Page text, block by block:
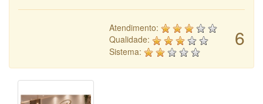
6
Atendimento:
Qualidade:
Sistema: